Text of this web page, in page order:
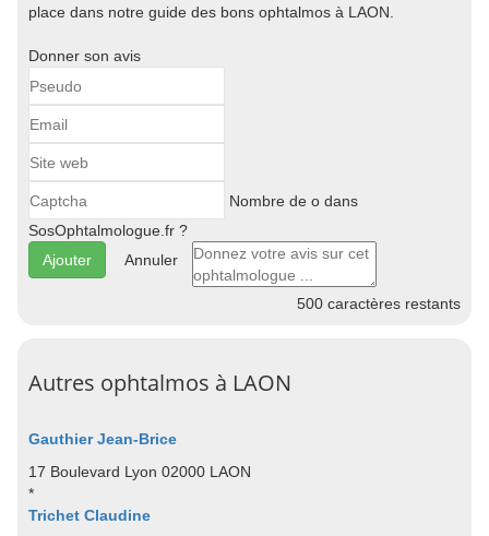
place dans notre guide des bons ophtalmos à LAON.
Donner son avis
Nombre de o dans
SosOphtalmologue.fr ?
Annuler
500 caractères restants
Autres ophtalmos à LAON
Gauthier Jean-Brice
17 Boulevard Lyon 02000 LAON
*
Trichet Claudine